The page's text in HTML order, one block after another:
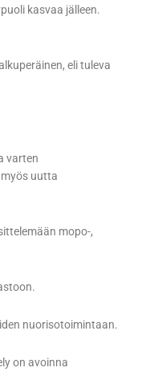
kasvaa jälleen.
eli tuleva
varten
uutta
mopo-,
nuorisotoimintaan.
on avoinna